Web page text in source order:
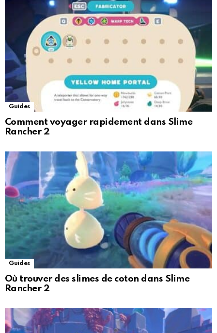
Guides
Comment voyager rapidement dans Slime
Rancher 2
Guides
Où trouver des slimes de coton dans Slime
Rancher 2